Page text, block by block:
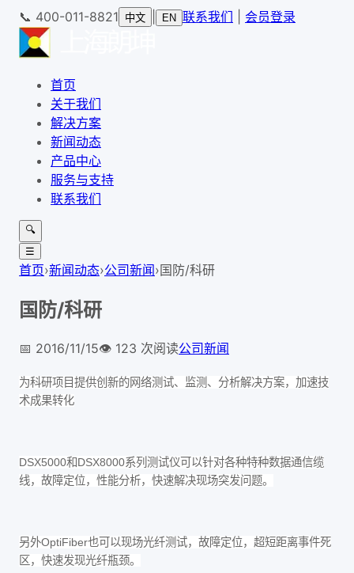
📞 400-011-8821 中文 EN 联系我们 会员登录
首页
关于我们
解决方案
新闻动态
产品中心
服务与支持
联系我们
🔍
☰
首页›新闻动态›公司新闻›国防/科研
国防/科研
📅 2016/11/15👁️ 123 次阅读公司新闻
为科研项目提供创新的网络测试、监测、分析解决方案，加速技
术成果转化
DSX5000和DSX8000系列测试仪可以针对各种特种数据通信缆
线，故障定位，性能分析，快速解决现场突发问题。
另外OptiFiber也可以现场光纤测试，故障定位，超短距离事件死
区，快速发现光纤瓶颈。